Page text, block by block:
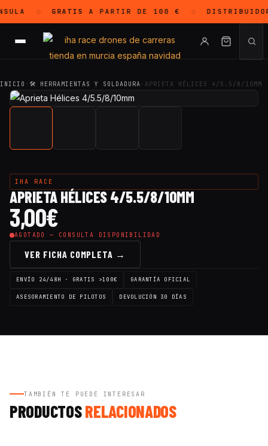
◇ GRATISA PARTIR DE 100 € ◇
INICIO · 🛠 HERRAMIENTAS Y SOLDADURA · APRIETA HÉLICES 4/5.5/8/10MM
IHA RACE
APRIETA HÉLICES 4/5.5/8/10MM
3,00€
AGOTADO — CONSULTA DISPONIBILIDAD
VER FICHA COMPLETA →
ENVÍO 24/48H · GRATIS >100€ GARANTÍA OFICIAL
ASESORAMIENTO DE PILOTOS DEVOLUCIÓN 30 DÍAS
TAMBIÉN TE PUEDE INTERESAR
PRODUCTOSRELACIONADOS